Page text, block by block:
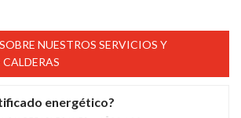
NUESTROS SERVICIOS Y
energético?